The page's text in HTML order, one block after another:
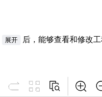
展开
后，能够查看和修改